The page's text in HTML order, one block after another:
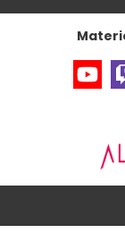
Accessibilité :